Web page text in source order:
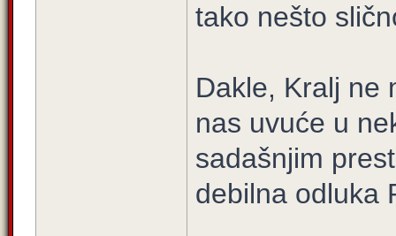
tako nešto
Dakle, Kralj ne
nas uvuće u
sadašnjim
debilna odluka